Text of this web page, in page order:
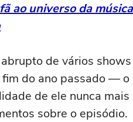
ao universo da
de vários
do ano passado — o
de ele nunca
sobre o episódio.